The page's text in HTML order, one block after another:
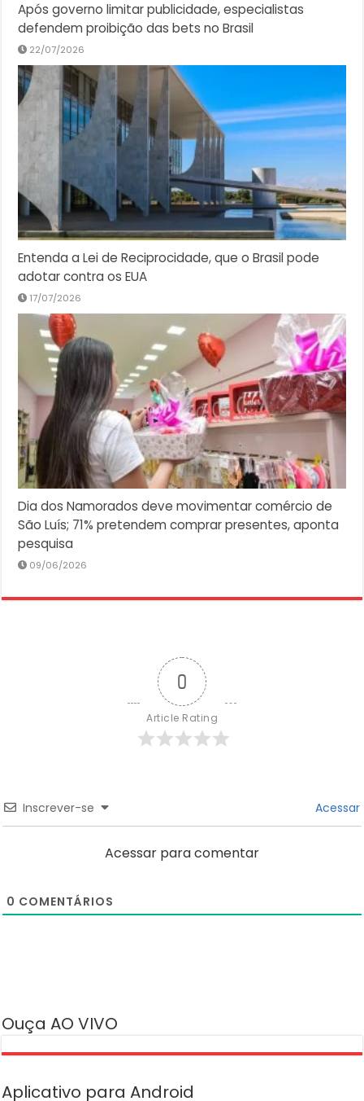
Após governo limitar publicidade, especialistas
defendem proibição das bets no Brasil
22/07/2026
Entenda a Lei de Reciprocidade, que o Brasil pode
adotar contra os EUA
17/07/2026
Dia dos Namorados deve movimentar comércio de
São Luís; 71% pretendem comprar presentes, aponta
pesquisa
09/06/2026
0
Article Rating
Inscrever-se Acessar
Acessar para comentar
0 COMENTÁRIOS
Ouça AO VIVO
Aplicativo para Android